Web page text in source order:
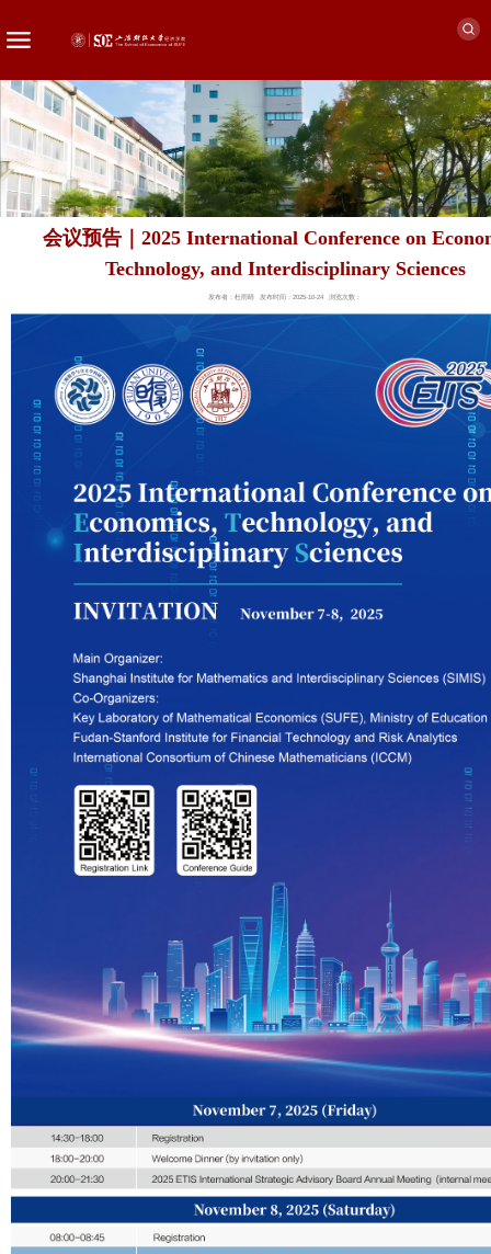
会议预告｜2025 International Conference on
Technology, and Interdisciplinary Sciences
发布者：杜雨晴 发布时间：2025-10-24 浏览次数：